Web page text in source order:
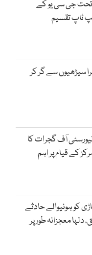
تحت جی سی یو کے
ٹاپ تقسیم
سیڑھیوں سے گر کر
آف گجرات کا
کے قیام پر اہم
کو ہونیوالے حادثے
دلہا معجزانہ طور پر